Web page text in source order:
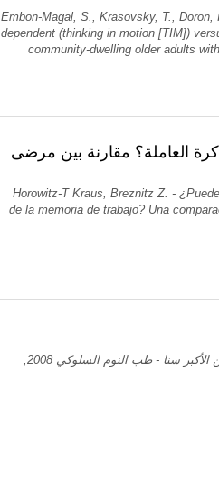
Embon-Magal, S., Krasovsky, T.,
dependent (thinking in motion [TIM])
community-dwelling older adults
العاملة؟ مقارنة بين مرضى
Horowitz-T Kraus, Breznitz Z. -
de la memoria de trabajo? Una
هايموڤ إي, هانوك إ, هورويتز إي, -الأرق المزمن والأداء الإدراكي لدى البالغين الأكبر سنا - طب النوم السلوكي 2008;